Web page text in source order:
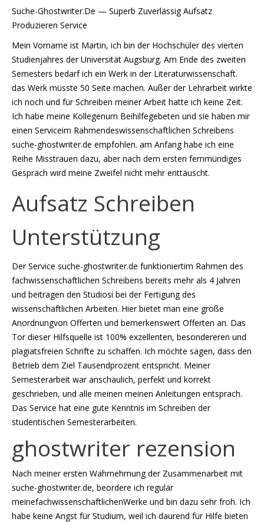
Suche-Ghostwriter.De — Superb Zuverlässig Aufsatz
Produzieren Service
Mein Vorname ist Martin, ich bin der Hochschüler des vierten
Studienjahres der Universität Augsburg. Am Ende des zweiten
Semesters bedarf ich ein Werk in der Literaturwissenschaft.
das Werk müsste 50 Seite machen. Außer der Lehrarbeit wirkte
ich noch und für Schreiben meiner Arbeit hatte ich keine Zeit.
Ich habe meine Kollegenum Beihilfegebeten und sie haben mir
einen Serviceim Rahmendeswissenschaftlichen Schreibens
suche-ghostwriter.de empfohlen. am Anfang habe ich eine
Reihe Misstrauen dazu, aber nach dem ersten fernmündiges
Gespräch wird meine Zweifel nicht mehr enttäuscht.
Aufsatz Schreiben
Unterstützung
Der Service suche-ghostwriter.de funktioniertim Rahmen des
fachwissenschaftlichen Schreibens bereits mehr als 4 Jahren
und beitragen den Studiosi bei der Fertigung des
wissenschaftlichen Arbeiten. Hier bietet man eine große
Anordnungvon Offerten und bemerkenswert Offerten an. Das
Tor dieser Hilfsquelle ist 100% exzellenten, besondereren und
plagiatsfreien Schrifte zu schaffen. Ich möchte sagen, dass den
Betrieb dem Ziel Tausendprozent entspricht. Meiner
Semesterarbeit war anschaulich, perfekt und korrekt
geschrieben, und alle meinen meinen Anleitungen entsprach.
Das Service hat eine gute Kenntnis im Schreiben der
studentischen Semesterarbeiten.
ghostwriter rezension
Nach meiner ersten Wahrnehmung der Zusammenarbeit mit
suche-ghostwriter.de, beordere ich regulär
meinefachwissenschaftlichenWerke und bin dazu sehr froh. Ich
habe keine Angst für Studium, weil ich daurend für Hilfe bieten